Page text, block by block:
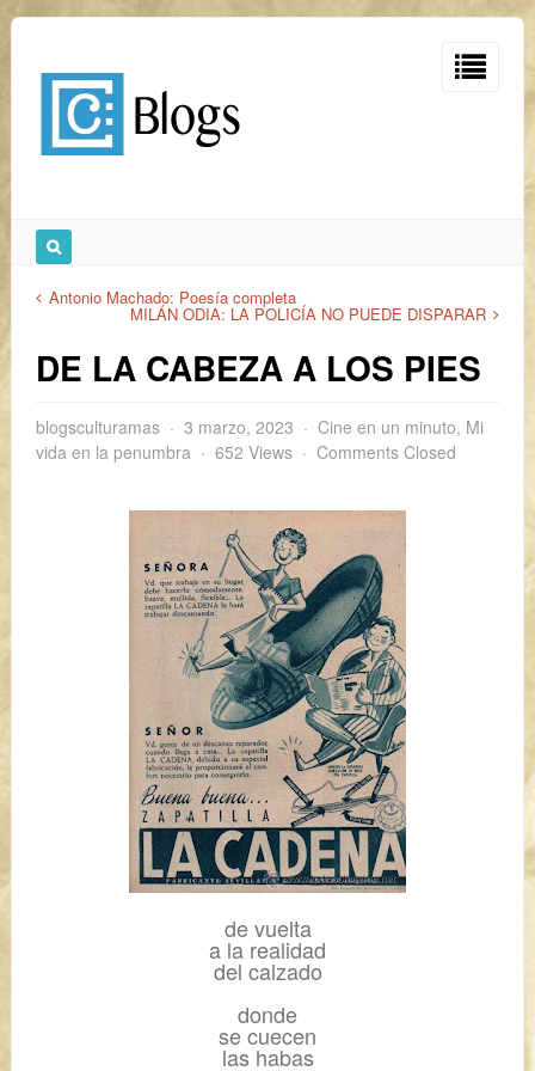
Antonio Machado: Poesía completa
MILÁN ODIA: LA POLICÍA NO PUEDE DISPARAR
DE LA CABEZA A LOS PIES
blogsculturamas 3 marzo, 2023 Cine en un minuto, Mi
vida en la penumbra
652 Views Comments Closed
de vuelta
a la realidad
del calzado
donde
se cuecen
las habas